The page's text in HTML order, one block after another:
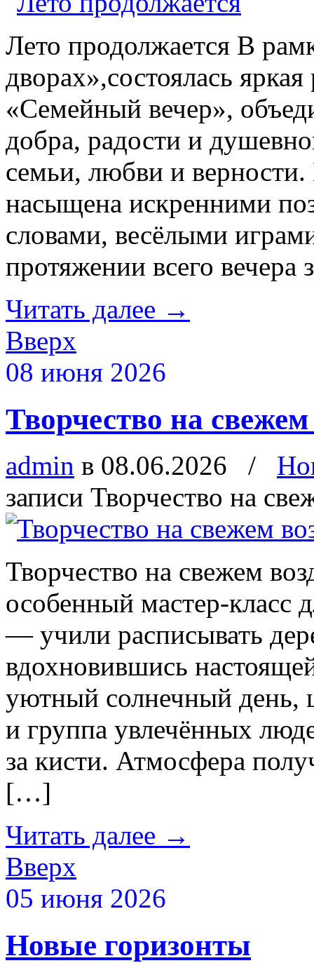
Лето продолжается В
дворах»,состоялась
«Семейный вечер»,
добра, радости и
семьи, любви и
насыщена искренними
словами, весёлыми
протяжении всего
Читать далее →
Вверх
08 июня 2026
Творчество на свежем
admin в 08.06.2026 /
записи Творчество на
Творчество на свежем
особенный мастер‑класс
— учили расписывать
вдохновившись
уютный солнечный день,
и группа увлечённых
за кисти. Атмосфера
[…]
Читать далее →
Вверх
05 июня 2026
Новые горизонты